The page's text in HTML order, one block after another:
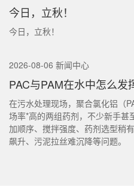
今日，立秋！
今日，立秋！
2026-08-06 新闻中心
PAC与PAM在水中怎么发
在污水处理现场，聚合氯化铝（
场率*高的两组药剂，不少新手甚
加顺序、搅拌强度、药剂选型稍
飙升、污泥拉丝难沉降等问题。